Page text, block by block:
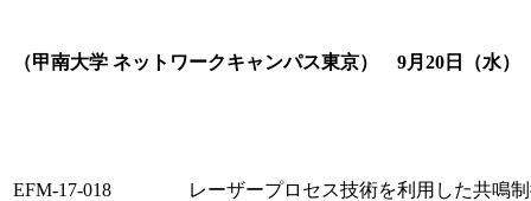
（甲南大学 ネットワークキャンパス東京） 9月20日（水
EFM-17-018 レーザープロセス技術を利用した共鳴